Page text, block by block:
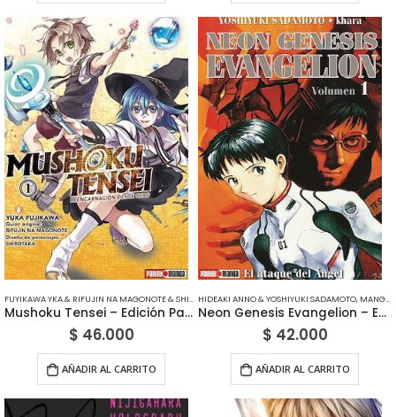
FUYIKAWA YKA & RIFUJIN NA MAGONOTE & SHIROTAKA ,MANGA,PANINI,SEINEN
Mushoku Tensei – Edición Panini México
$ 46.000
AÑADIR AL CARRITO
HIDEAKI ANNO & YOSHIYUKI SADAMOTO, MANGA
Neon Genesis Evangelion – Edición Panini México
$ 42.000
AÑADIR AL CARRITO